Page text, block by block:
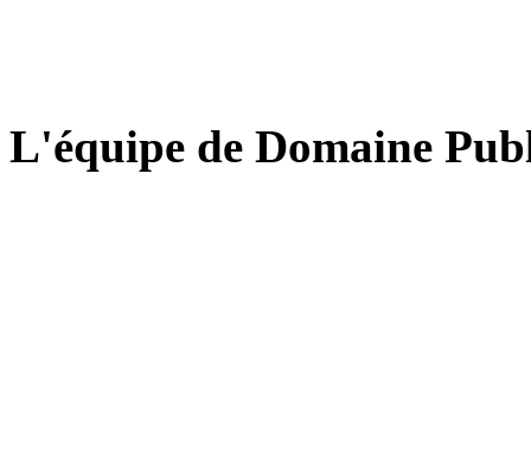
L'équipe de Domaine